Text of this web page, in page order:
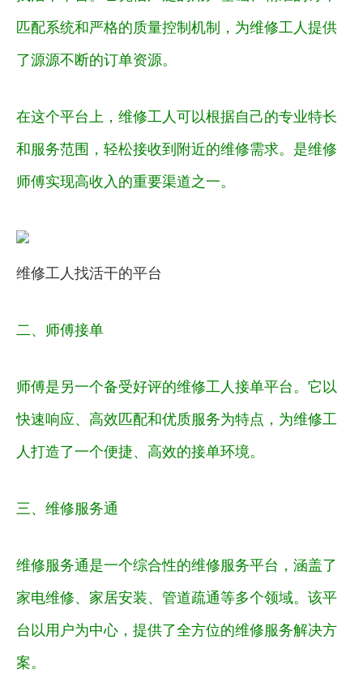
匹配系统和严格的质量控制机制，为维修工人提供
了源源不断的订单资源。
在这个平台上，维修工人可以根据自己的专业特长
和服务范围，轻松接收到附近的维修需求。是维修
师傅实现高收入的重要渠道之一。
维修工人找活干的平台
二、师傅接单
师傅是另一个备受好评的维修工人接单平台。它以
快速响应、高效匹配和优质服务为特点，为维修工
人打造了一个便捷、高效的接单环境。
三、维修服务通
维修服务通是一个综合性的维修服务平台，涵盖了
家电维修、家居安装、管道疏通等多个领域。该平
台以用户为中心，提供了全方位的维修服务解决方
案。